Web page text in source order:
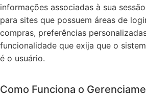
informações associadas à sua
para sites que possuem áreas de
compras, preferências
funcionalidade que exija que o
é o usuário.
Como Funciona o